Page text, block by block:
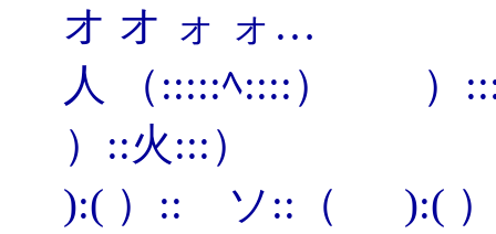
オ オ ォ ォ…
人 （:::::ﾍ::::）
）::火:::）
):( ）::ゝソ::（ ):(